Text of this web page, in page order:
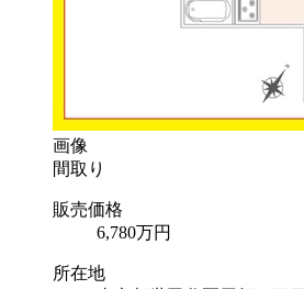
画像
間取り
販売価格
6,780万円
所在地